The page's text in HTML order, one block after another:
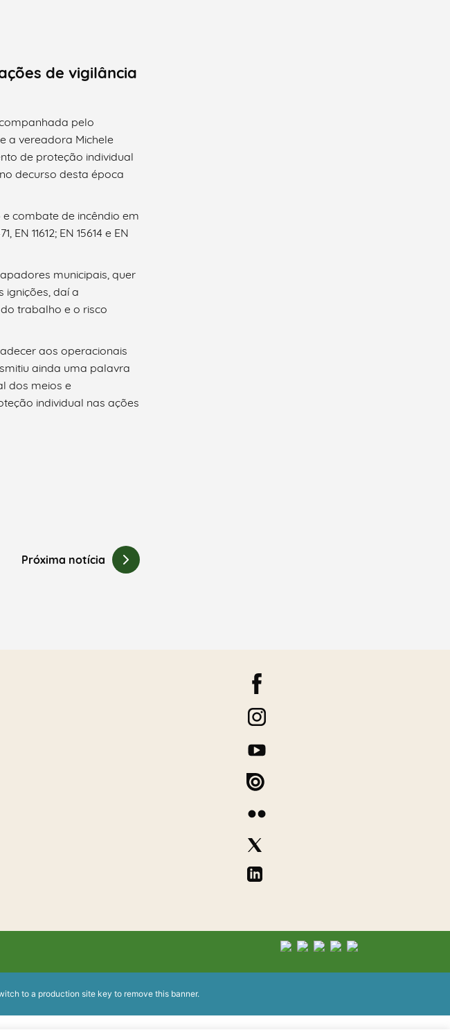
de vigilância
pelo
a vereadora Michele
de proteção individual
decurso desta época
combate de incêndio em
11612; EN 15614 e EN
municipais, quer
ignições, daí a
trabalho e o risco
aos operacionais
ainda uma palavra
dos meios e
individual nas ações
Próxima notícia
to a production site key to remove this banner.